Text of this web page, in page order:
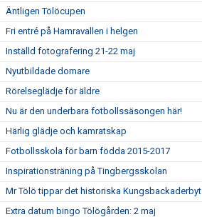
Äntligen Tölöcupen
Fri entré på Hamravallen i helgen
Inställd fotografering 21-22 maj
Nyutbildade domare
Rörelseglädje för äldre
Nu är den underbara fotbollssäsongen här!
Härlig glädje och kamratskap
Fotbollsskola för barn födda 2015-2017
Inspirationsträning på Tingbergsskolan
Mr Tölö tippar det historiska Kungsbackaderbyt
Extra datum bingo Tölögården: 2 maj